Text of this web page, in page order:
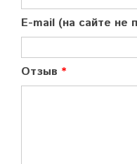
E-mail (на сайте не
Отзыв